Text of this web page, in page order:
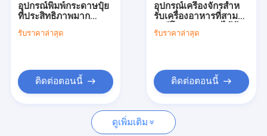
ขอใบเสนอราคา
เครื่องจักรผลิตเยื่อกระดาษ
อุปกรณ์พิมพ์กระดาษปุ๋ย
ที่ประสิทธิภาพมาก
/ ชั่วโมง ระบบควบคุม
รับราคาล่าสุด
ติดต่อตอนนี้
อุปกรณ์เครื่องจักรสําห
รับเครื่องอาหารที่สามา
การควบคุมด้วย PLC
รับราคาล่าสุด
ติดต่อตอนนี้
ดูเพิ่มเติม